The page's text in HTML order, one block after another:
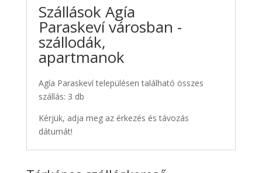
Szállások Agía
Paraskeví városban -
szállodák,
apartmanok
Agía Paraskeví településen található összes
szállás: 3 db
Kérjük, adja meg az érkezés és távozás
dátumát!